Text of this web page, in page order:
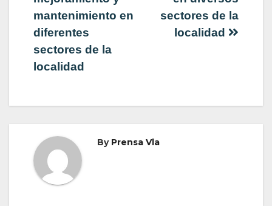
sectores de la
localidad
mantenimiento en
diferentes
sectores de la
localidad
By Prensa Vla